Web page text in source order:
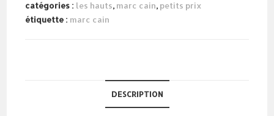
catégories : les hauts, marc cain, petits prix
étiquette : marc cain
DESCRIPTION